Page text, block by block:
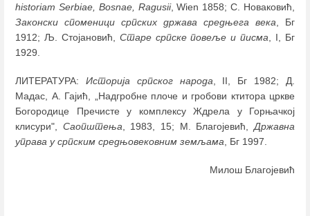
historiam Serbiae, Bosnae, Ragusii, Wien 1858; С. Новаковић,
Законски споменици српских држава средњега века , Бг
1912; Љ. Стојановић, Старе српске повеље и писма , I, Бг
1929.
ЛИТЕРАТУРА: Историја српског народа , II, Бг 1982; Д.
Мадас, А. Гајић, „Надгробне плоче и гробови ктитора цркве
Богородице Пречисте у комплексу Ждрела у Горњачкој
клисури", Саопштења , 1983, 15; М. Благојевић,Државна
управа у српским средњовековним земљама , Бг 1997.
Милош Благојевић